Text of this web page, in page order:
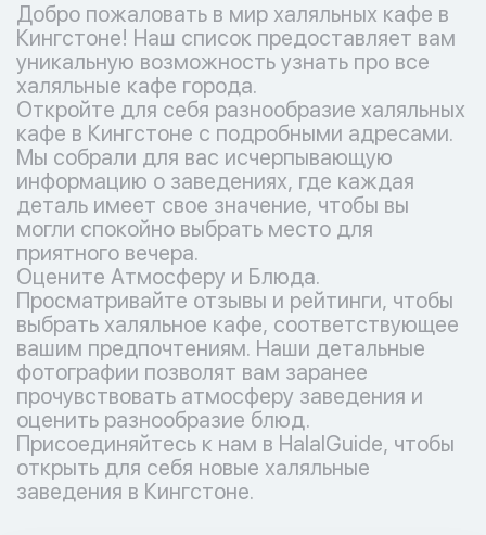
Добро пожаловать в мир халяльных кафе в
Кингстоне! Наш список предоставляет вам
уникальную возможность узнать про все
халяльные кафе города.
Откройте для себя разнообразие халяльных
кафе в Кингстоне с подробными адресами.
Мы собрали для вас исчерпывающую
информацию о заведениях, где каждая
деталь имеет свое значение, чтобы вы
могли спокойно выбрать место для
приятного вечера.
Оцените Атмосферу и Блюда.
Просматривайте отзывы и рейтинги, чтобы
выбрать халяльное кафе, соответствующее
вашим предпочтениям. Наши детальные
фотографии позволят вам заранее
прочувствовать атмосферу заведения и
оценить разнообразие блюд.
Присоединяйтесь к нам в HalalGuide, чтобы
открыть для себя новые халяльные
заведения в Кингстоне.